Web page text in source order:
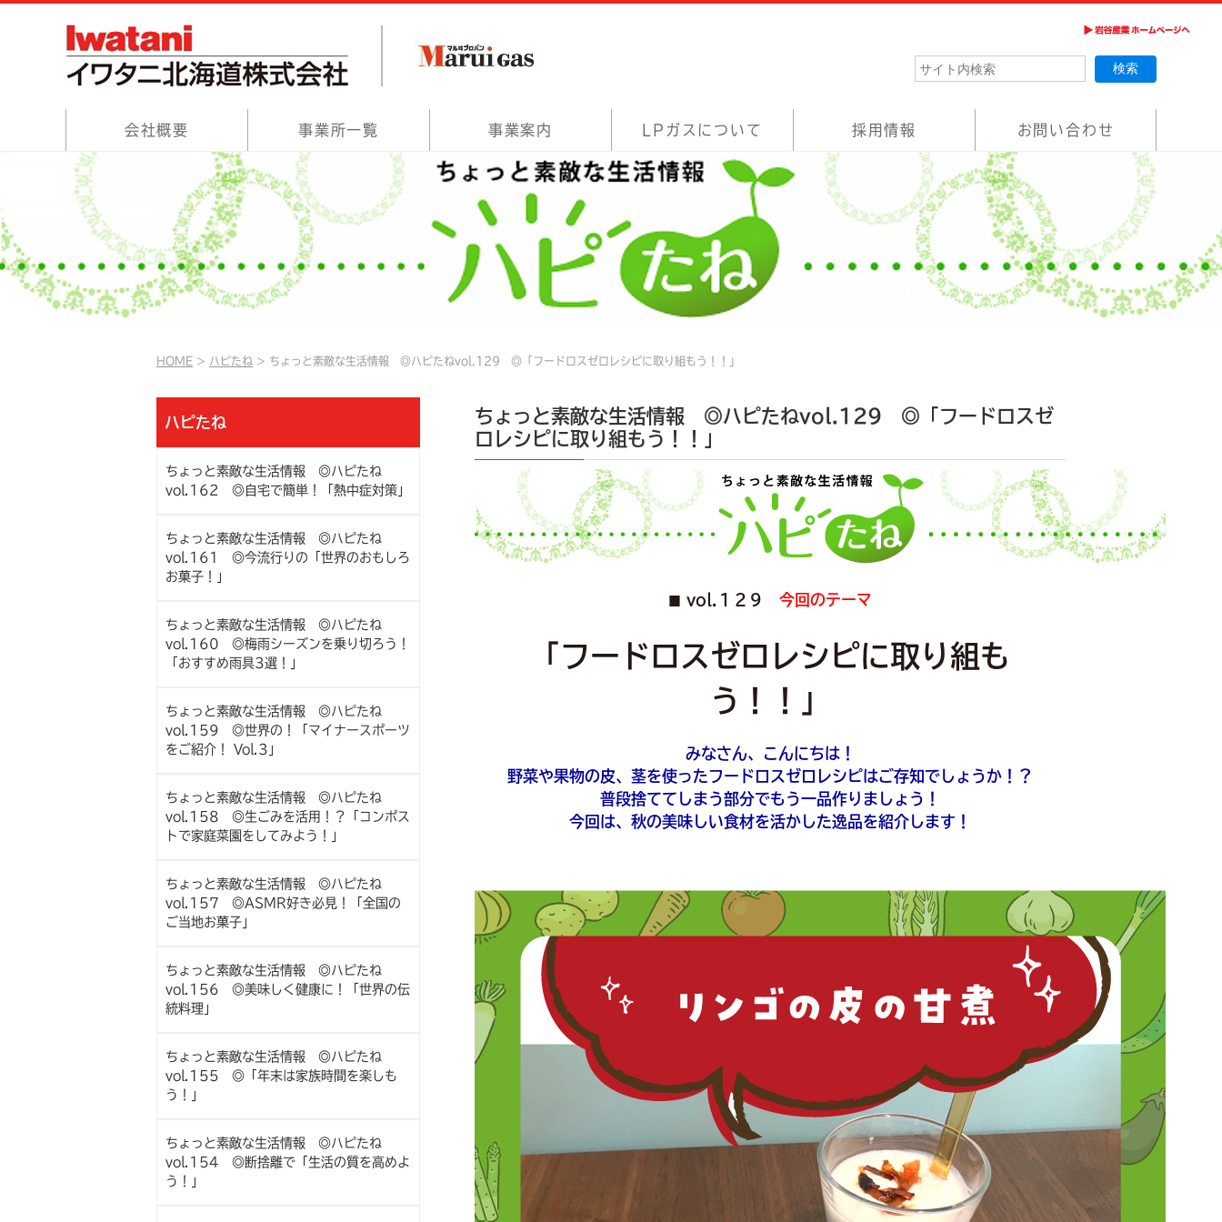
会社概要 事業所一覧 事業案内 LPガスについて 採用情報 お問い合わせ
HOME ハピたね ちょっと素敵な生活情報 ◎ハピたねvol.129 ◎「フードロスゼロレシピに取り組もう！！」
ハピたね
ちょっと素敵な生活情報 ◎ハピたね
vol.162 ◎自宅で簡単！「熱中症対策」
ちょっと素敵な生活情報 ◎ハピたね
vol.161 ◎今流行りの「世界のおもしろ
お菓子！」
ちょっと素敵な生活情報 ◎ハピたね
vol.160 ◎梅雨シーズンを乗り切ろう！
「おすすめ雨具3選！」
ちょっと素敵な生活情報 ◎ハピたね
vol.159 ◎世界の！「マイナースポーツ
をご紹介！ Vol.3」
ちょっと素敵な生活情報 ◎ハピたね
vol.158 ◎生ごみを活用！？「コンポス
トで家庭菜園をしてみよう！」
ちょっと素敵な生活情報 ◎ハピたね
vol.157 ◎ASMR好き必見！「全国の
ご当地お菓子」
ちょっと素敵な生活情報 ◎ハピたね
vol.156 ◎美味しく健康に！「世界の伝
統料理」
ちょっと素敵な生活情報 ◎ハピたね
vol.155 ◎「年末は家族時間を楽しも
う！」
ちょっと素敵な生活情報 ◎ハピたね
vol.154 ◎断捨離で「生活の質を高めよ
う！」
ちょっと素敵な生活情報 ◎ハピたねvol.129 ◎「フードロスゼ
ロレシピに取り組もう！！」
vol.１２９ 今回のテーマ
「フードロスゼロレシピに取り組も
う！！」
みなさん、こんにちは！
野菜や果物の皮、茎を使ったフードロスゼロレシピはご存知でしょうか！？
普段捨ててしまう部分でもう一品作りましょう！
今回は、秋の美味しい食材を活かした逸品を紹介します！